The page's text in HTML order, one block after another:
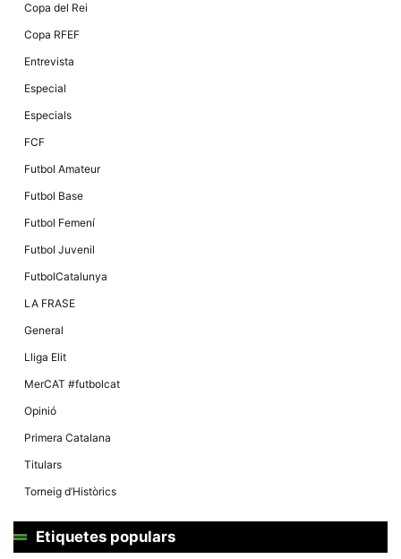
Copa del Rei
Copa RFEF
Entrevista
Especial
Especials
FCF
Futbol Amateur
Futbol Base
Futbol Femení
Futbol Juvenil
FutbolCatalunya
LA FRASE
General
Lliga Elit
MerCAT #futbolcat
Opinió
Primera Catalana
Titulars
Torneig d’Històrics
Etiquetes populars